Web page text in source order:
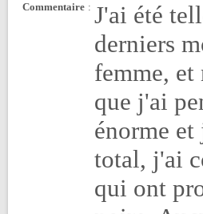
Commentaire : J'ai été
derniers
femme, et
que j'ai
énorme
total, j'ai
qui ont